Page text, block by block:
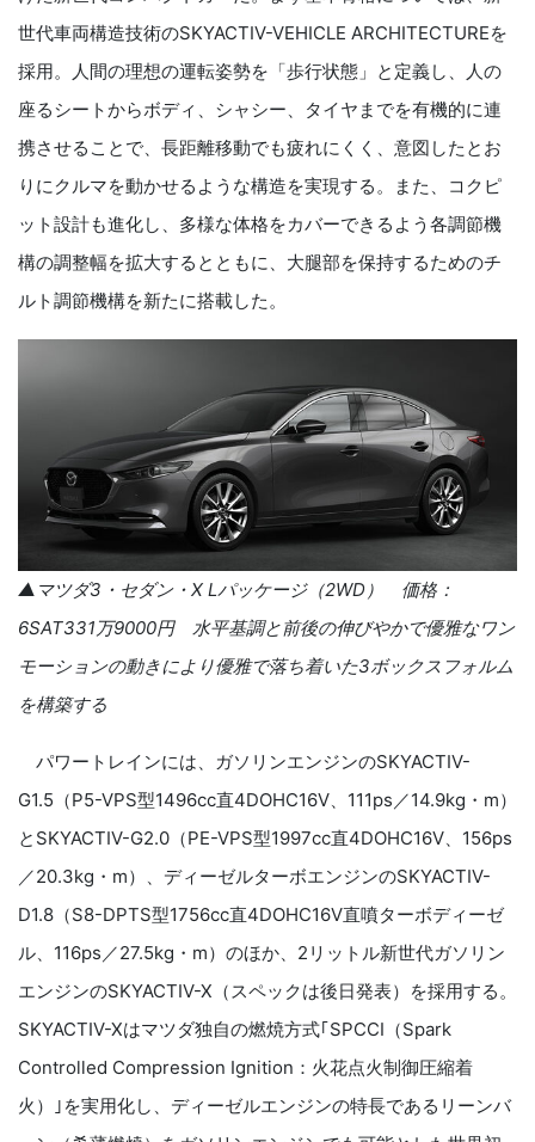
世代車両構造技術のSKYACTIV-VEHICLE ARCHITECTUREを
採用。人間の理想の運転姿勢を「歩行状態」と定義し、人の
座るシートからボディ、シャシー、タイヤまでを有機的に連
携させることで、長距離移動でも疲れにくく、意図したとお
りにクルマを動かせるような構造を実現する。また、コクピ
ット設計も進化し、多様な体格をカバーできるよう各調節機
構の調整幅を拡大するとともに、大腿部を保持するためのチ
ルト調節機構を新たに搭載した。
▲マツダ3 ・セダン・ X Lパッケージ（2WD） 価格：
6SAT331万9000円 水平基調と前後の伸びやかで優雅なワン
モーションの動きにより優雅で落ち着いた3ボックスフォルム
を構築する
パワートレインには、ガソリンエンジンのSKYACTIV-
G1.5 （P5-VPS型1496cc直4DOHC16V、 111ps／14.9kg ・ m）
と SKYACTIV-G2.0 （PE-VPS型1997cc直4DOHC16V、 156ps
／20.3kg ・ m）、ディーゼルターボエンジンのSKYACTIV-
D1.8 （S8-DPTS型1756cc直4DOHC16V直噴ターボディーゼ
ル、 116ps／27.5kg ・ m）のほか、 2 リットル新世代ガソリン
エンジンのSKYACTIV-X （スペックは後日発表）を採用する。
SKYACTIV-Xはマツダ独自の燃焼方式｢SPCCI （Spark
Controlled Compression Ignition ：火花点火制御圧縮着
火）｣を実用化し、 ディーゼルエンジンの特長であるリーンバ